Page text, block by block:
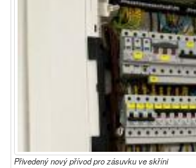
Přivedený nový přívod pro zásuvku ve skříni